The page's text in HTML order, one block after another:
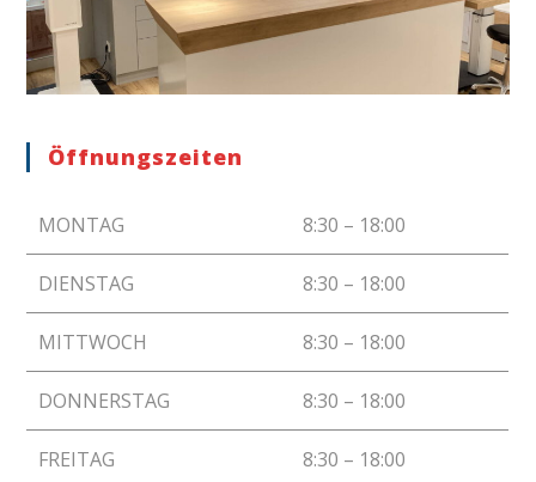
Öffnungszeiten
MONTAG 8:30 – 18:00
DIENSTAG 8:30 – 18:00
MITTWOCH 8:30 – 18:00
DONNERSTAG 8:30 – 18:00
FREITAG 8:30 – 18:00